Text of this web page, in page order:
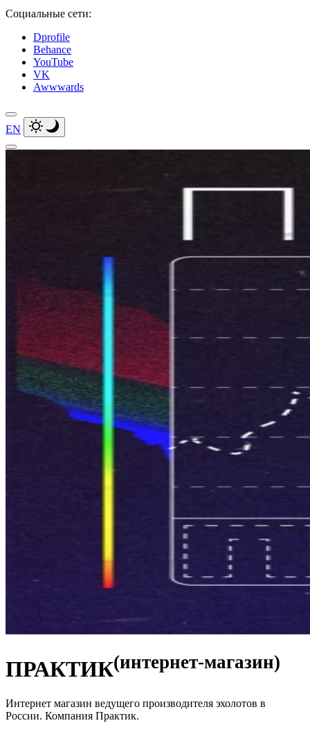
Социальные сети:
Dprofile
Behance
YouTube
VK
Awwwards
EN
ПРАКТИК(интернет-магазин)
Интернет магазин ведущего производителя эхолотов в
России. Компания Практик.